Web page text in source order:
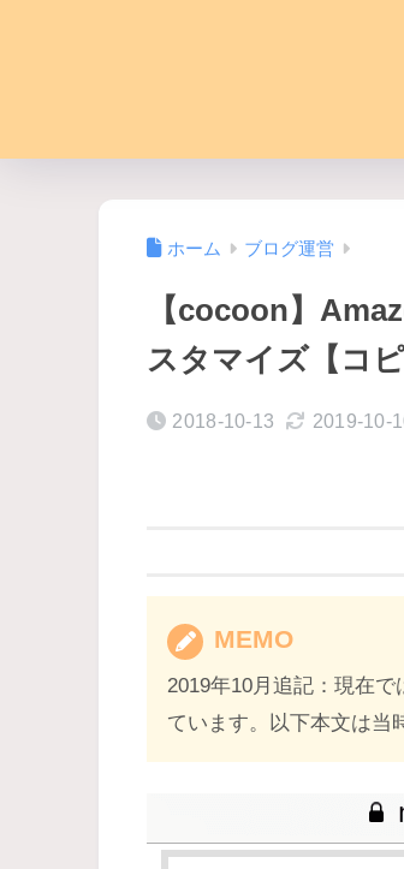
ホーム ブログ運営
【cocoon】
スタマイズ【コピ
2018-10-13 2019-10-
MEMO
2019年10月追記：現在
ています。以下本文は当